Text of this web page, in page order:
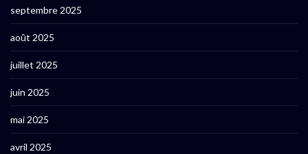
septembre 2025
août 2025
juillet 2025
juin 2025
mai 2025
avril 2025